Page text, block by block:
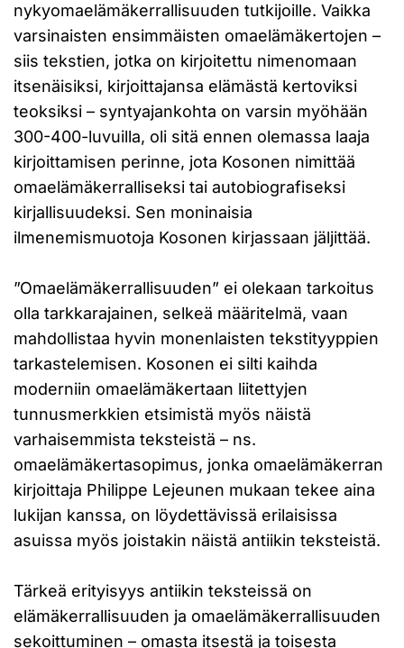
nykyomaelämäkerrallisuuden tutkijoille. Vaikka
varsinaisten ensimmäisten omaelämäkertojen –
siis tekstien, jotka on kirjoitettu nimenomaan
itsenäisiksi, kirjoittajansa elämästä kertoviksi
teoksiksi – syntyajankohta on varsin myöhään
300-400-luvuilla, oli sitä ennen olemassa laaja
kirjoittamisen perinne, jota Kosonen nimittää
omaelämäkerralliseksi tai autobiografiseksi
kirjallisuudeksi. Sen moninaisia
ilmenemismuotoja Kosonen kirjassaan jäljittää.
”Omaelämäkerrallisuuden” ei olekaan tarkoitus
olla tarkkarajainen, selkeä määritelmä, vaan
mahdollistaa hyvin monenlaisten tekstityyppien
tarkastelemisen. Kosonen ei silti kaihda
moderniin omaelämäkertaan liitettyjen
tunnusmerkkien etsimistä myös näistä
varhaisemmista teksteistä – ns.
omaelämäkertasopimus, jonka omaelämäkerran
kirjoittaja Philippe Lejeunen mukaan tekee aina
lukijan kanssa, on löydettävissä erilaisissa
asuissa myös joistakin näistä antiikin teksteistä.
Tärkeä erityisyys antiikin teksteissä on
elämäkerrallisuuden ja omaelämäkerrallisuuden
sekoittuminen – omasta itsestä ja toisesta